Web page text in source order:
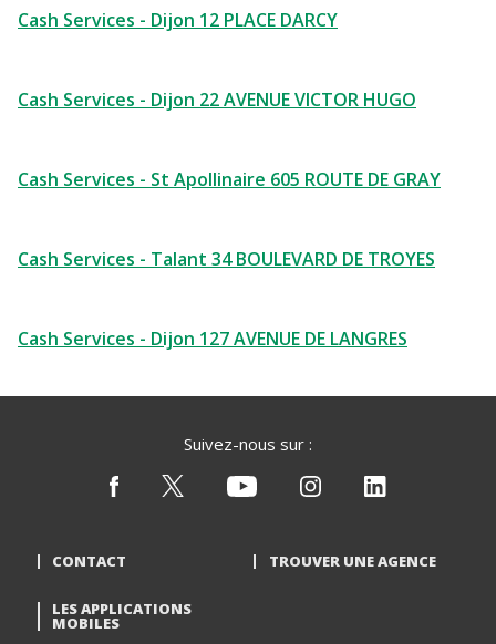
Cash Services - Dijon 12 PLACE DARCY
Cash Services - Dijon 22 AVENUE VICTOR HUGO
Cash Services - St Apollinaire 605 ROUTE DE GRAY
Cash Services - Talant 34 BOULEVARD DE TROYES
Cash Services - Dijon 127 AVENUE DE LANGRES
Suivez-nous sur :
CONTACT TROUVER UNE AGENCE
LES APPLICATIONS
MOBILES